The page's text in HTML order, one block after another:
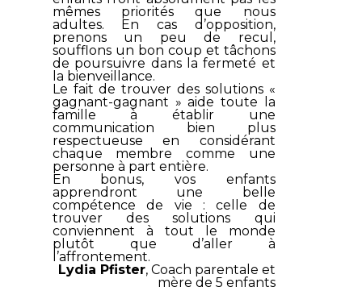
mêmes priorités que nous
adultes. En cas d’opposition,
prenons un peu de recul,
soufflons un bon coup et tâchons
de poursuivre dans la fermeté et
la bienveillance.
Le fait de trouver des solutions «
gagnant-gagnant » aide toute la
famille à établir une
communication bien plus
respectueuse en considérant
chaque membre comme une
personne à part entière.
En bonus, vos enfants
apprendront une belle
compétence de vie : celle de
trouver des solutions qui
conviennent à tout le monde
plutôt que d’aller à
l’affrontement.
Lydia Pfister, Coach parentale et
mère de 5 enfants